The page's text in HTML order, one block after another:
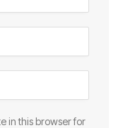
in this browser for